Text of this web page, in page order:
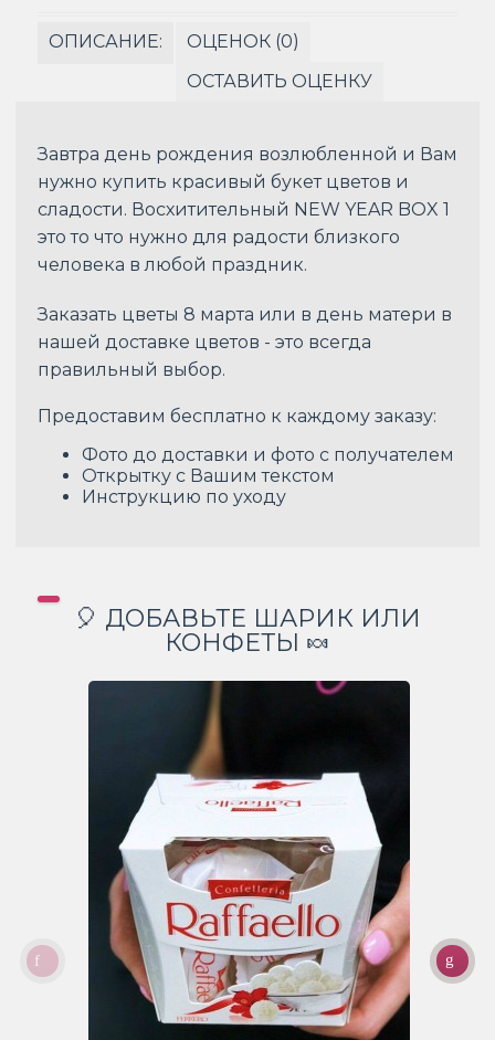
ОПИСАНИЕ:
ОЦЕНОК (0)
ОСТАВИТЬ ОЦЕНКУ
Завтра день рождения возлюбленной и Вам
нужно купить красивый букет цветов и
сладости. Восхитительный NEW YEAR BOX 1
это то что нужно для радости близкого
человека в любой праздник.
Заказать цветы 8 марта или в день матери в
нашей доставке цветов - это всегда
правильный выбор.
Предоставим бесплатно к каждому заказу:
Фото до доставки и фото с получателем
Открытку с Вашим текстом
Инструкцию по уходу
🎈 ДОБАВЬТЕ ШАРИК ИЛИ
КОНФЕТЫ 🍬